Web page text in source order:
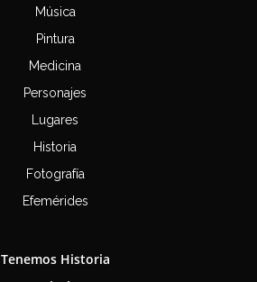
Música
Pintura
Medicina
Personajes
Lugares
Historia
Fotografía
Efemérides
Tenemos Historia